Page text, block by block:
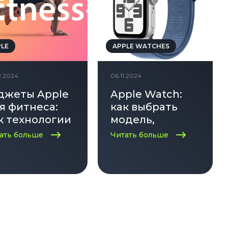
Apple
фитнеса:
технологии
больше
APPLE WATCHES
06.11.2024
Apple Watch:
как выбрать
модель,
которая
Читать больше